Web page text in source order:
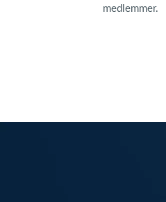
medlemmer.